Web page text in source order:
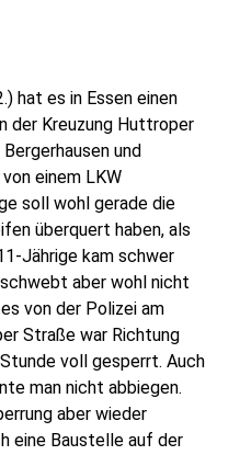
hat es in Essen einen
der Kreuzung Huttroper
und
einem LKW
soll wohl gerade die
überquert haben, als
Jährige kam schwer
aber wohl nicht
von der Polizei am
Straße war Richtung
voll gesperrt. Auch
man nicht abbiegen.
aber wieder
eine Baustelle auf der